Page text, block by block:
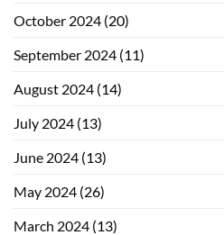
October 2024 (20)
September 2024 (11)
August 2024 (14)
July 2024 (13)
June 2024 (13)
May 2024 (26)
March 2024 (13)